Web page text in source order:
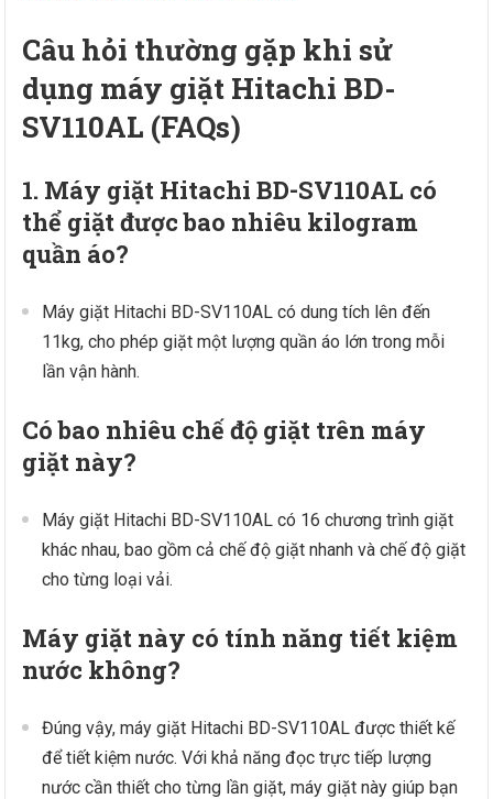
Câu hỏi thường gặp khi sử
dụng máy giặt Hitachi BD-
SV110AL (FAQs)
1. Máy giặt Hitachi BD-SV110AL có
thể giặt được bao nhiêu kilogram
quần áo?
Máy giặt Hitachi BD-SV110AL có dung tích lên đến
11kg, cho phép giặt một lượng quần áo lớn trong mỗi
lần vận hành.
Có bao nhiêu chế độ giặt trên máy
giặt này?
Máy giặt Hitachi BD-SV110AL có 16 chương trình giặt
khác nhau, bao gồm cả chế độ giặt nhanh và chế độ giặt
cho từng loại vải.
Máy giặt này có tính năng tiết kiệm
nước không?
Đúng vậy, máy giặt Hitachi BD-SV110AL được thiết kế
để tiết kiệm nước. Với khả năng đọc trực tiếp lượng
nước cần thiết cho từng lần giặt, máy giặt này giúp bạn